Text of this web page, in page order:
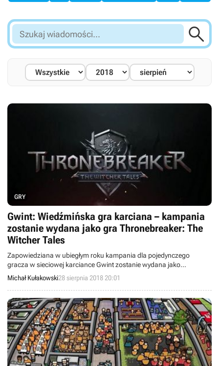
Szukaj
wiadomości...

GRY
Gwint: Wiedźmińska gra karciana – kampania
zostanie wydana jako gra Thronebreaker: The
Witcher Tales
Zapowiedziana w ubiegłym roku kampania dla pojedynczego
gracza w sieciowej karciance Gwint zostanie wydana jako
samodzielna komercyjna gra pod tytułem Thronebreaker: The
Witcher Tales. Cena oraz data premiery tytułu nie są jeszcze znane.
Michał Kułakowski28 sierpnia 2018 20:01